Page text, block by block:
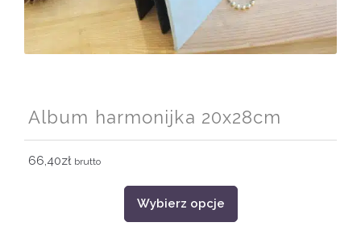
Album harmonijka 20x28cm
66,40zł brutto
Wybierz opcje
produkt